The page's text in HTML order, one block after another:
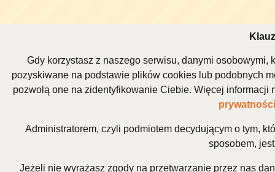
Gdy korzystasz z naszego serwisu, danymi osobowymi,
pozyskiwane na podstawie plików cookies lub podobnych
pozwolą one na zidentyfikowanie Ciebie. Więcej
prywatności
Administratorem, czyli podmiotem decydującym o tym,
sposobem,
Jeżeli nie wyrażasz zgody na przetwarzanie przez nas